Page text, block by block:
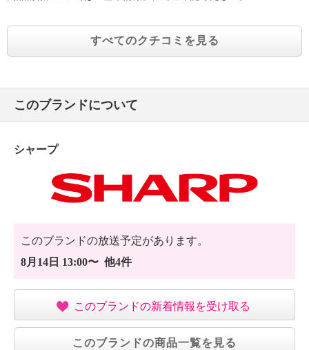
【保証（有無）、保証期間】
・１年間
・中国製
※一般市場での販売開始時期：２０２３年８月
すべてのクチコミを見る
このブランドについて
シャープ
このブランドの放送予定があります。
8月14日 13:00〜 他4件
このブランドの新着情報を受け取る
このブランドの商品一覧を見る